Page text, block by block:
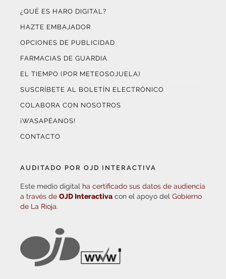
¿QUÉ ES HARO DIGITAL?
HAZTE EMBAJADOR
OPCIONES DE PUBLICIDAD
FARMACIAS DE GUARDIA
EL TIEMPO (POR METEOSOJUELA)
SUSCRÍBETE AL BOLETÍN ELECTRÓNICO
COLABORA CON NOSOTROS
¡WASAPÉANOS!
CONTACTO
AUDITADO POR OJD INTERACTIVA
Este medio digital ha certificado sus datos de audiencia
a través de OJD Interactiva con el apoyo del Gobierno
de La Rioja.